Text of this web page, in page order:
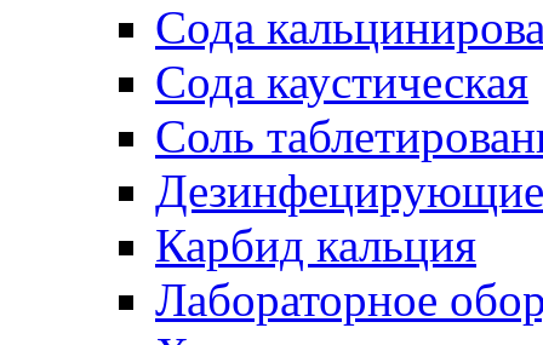
Сода
Сода каустическая
Соль
Дезинфецирующие
Карбид кальция
Лабораторное